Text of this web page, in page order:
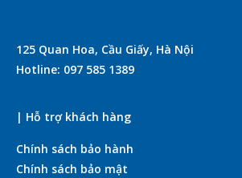
125 Quan Hoa, Cầu Giấy, Hà Nội
Hotline: 097 585 1389
| Hỗ trợ khách hàng
Chính sách bảo hành
Chính sách bảo mật